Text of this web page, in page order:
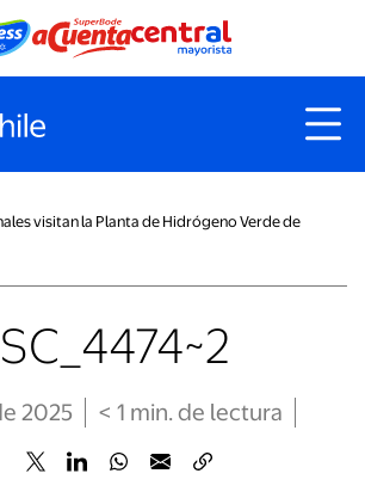
visitan la Planta de Hidrógeno Verde de
2025 < 1 min. de lectura